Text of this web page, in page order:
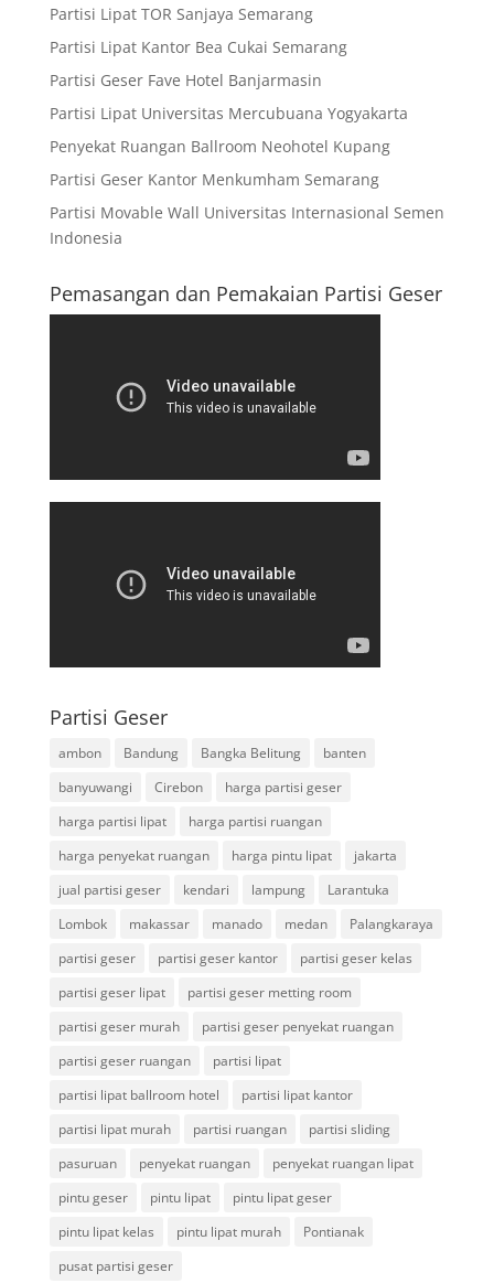
Partisi Lipat TOR Sanjaya Semarang
Partisi Lipat Kantor Bea Cukai Semarang
Partisi Geser Fave Hotel Banjarmasin
Partisi Lipat Universitas Mercubuana Yogyakarta
Penyekat Ruangan Ballroom Neohotel Kupang
Partisi Geser Kantor Menkumham Semarang
Partisi Movable Wall Universitas Internasional Semen
Indonesia
Pemasangan dan Pemakaian Partisi Geser
Partisi Geser
ambon Bandung Bangka Belitung
banten
banyuwangi
Cirebon
harga partisi geser
harga partisi lipat
harga partisi ruangan
harga penyekat ruangan
harga pintu lipat
jakarta
jual partisi geser
kendari lampung
Larantuka
Lombok
makassar manado medan
Palangkaraya
partisi geser
partisi geser kantor
partisi geser kelas
partisi geser lipat
partisi geser metting room
partisi geser murah
partisi geser penyekat ruangan
partisi geser ruangan
partisi lipat
partisi lipat ballroom hotel
partisi lipat kantor
partisi lipat murah
partisi ruangan
partisi sliding
pasuruan
penyekat ruangan
penyekat ruangan lipat
pintu geser
pintu lipat
pintu lipat geser
pintu lipat kelas
pintu lipat murah
Pontianak
pusat partisi geser